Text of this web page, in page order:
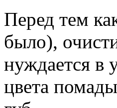
Перед тем
было),
нуждается в
цвета